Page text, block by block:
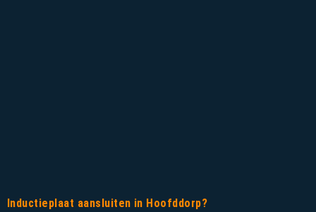
Inductieplaat aansluiten in Hoofddorp?